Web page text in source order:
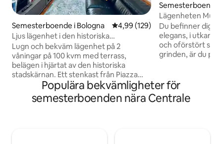
Semesterboende i Bologna 4,99 av 5 i genomsnittligt
4,99 (129)
Ljus lägenhet i den historiska
stadskärnan
Lugn och bekväm lägenhet på 2
våningar på 100 kvm med terrass,
belägen i hjärtat av den historiska
stadskärnan. Ett stenkast från Piazza
Maggiore. Fastigheten ligger på översta
våningen med hiss. Består av ett
vardagsrum med öppen planlösning och
Semesterboende
Lägenheten
Du befinner dig i
elegans, i
och oförstört
grinden, är du på
centrum för
du barer, klubbar
alla slag, som
Populära bekvämligheter för
semesterboenden nära Centrale